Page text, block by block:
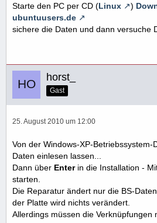
Starte den PC per CD (Linux )
ubuntuusers.de
sichere die Daten und dann versuche
horst_
Gast
25. August 2010 um 12:00
Von der Windows-XP-Betriebssystem-
Daten einlesen lassen...
Dann über Enterin die Installation -
starten.
Die Reparatur ändert nur die BS-
der Platte wird nichts verändert.
Allerdings müssen die Verknüpfungen